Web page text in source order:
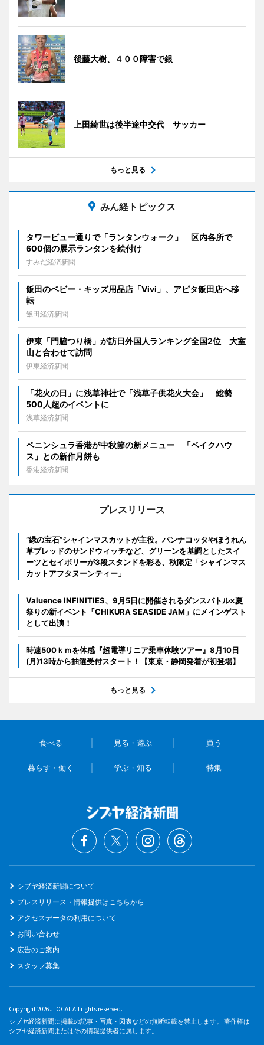
後藤大樹、４００障害で銀
上田綺世は後半途中交代 サッカー
もっと見る
みん経トピックス
タワービュー通りで「ランタンウォーク」 区内各所で
600個の展示ランタンを絵付け
すみだ経済新聞
飯田のベビー・キッズ用品店「Vivi」、アピタ飯田店へ移
転
飯田経済新聞
伊東「門脇つり橋」が訪日外国人ランキング全国2位 大室
山と合わせて訪問
伊東経済新聞
「花火の日」に浅草神社で「浅草子供花火大会」 総勢
500人超のイベントに
浅草経済新聞
ペニンシュラ香港が中秋節の新メニュー 「ベイクハウ
ス」との新作月餅も
香港経済新聞
プレスリリース
“緑の宝石”シャインマスカットが主役。パンナコッタやほうれん
草ブレッドのサンドウィッチなど、グリーンを基調としたスイ
ーツとセイボリーが3段スタンドを彩る、秋限定「シャインマス
カットアフタヌーンティー」
Valuence INFINITIES、9月5日に開催されるダンスバトル×夏
祭りの新イベント「CHIKURA SEASIDE JAM」にメインゲスト
として出演！
時速500ｋｍを体感『超電導リニア乗車体験ツアー』8月10日
(月)13時から抽選受付スタート！【東京・静岡発着が初登場】
もっと見る
食べる 見る・遊ぶ 買う
暮らす・働く 学ぶ・知る 特集
シブヤ経済新聞について
プレスリリース・情報提供はこちらから
アクセスデータの利用について
お問い合わせ
広告のご案内
スタッフ募集
Copyright 2026 JLOCAL All rights reserved.
シブヤ経済新聞に掲載の記事・写真・図表などの無断転載を禁止します。 著作権は
シブヤ経済新聞またはその情報提供者に属します。